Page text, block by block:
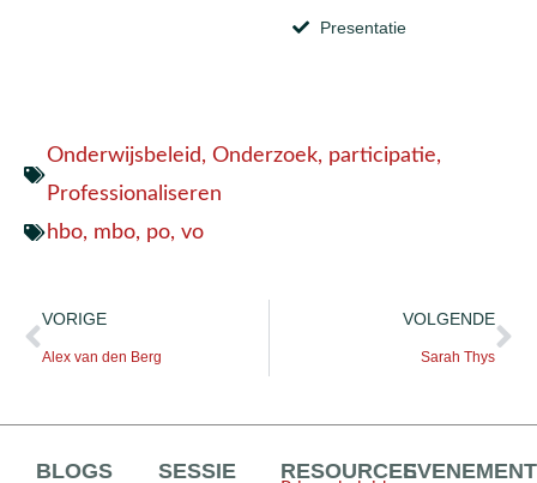
Presentatie
Onderwijsbeleid, Onderzoek, participatie,
Professionaliseren
hbo, mbo, po, vo
VORIGE
Alex van den Berg
VOLGENDE
Sarah Thys
BLOGS
SESSIE
RESOURCES